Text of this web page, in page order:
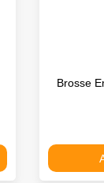
Brosse